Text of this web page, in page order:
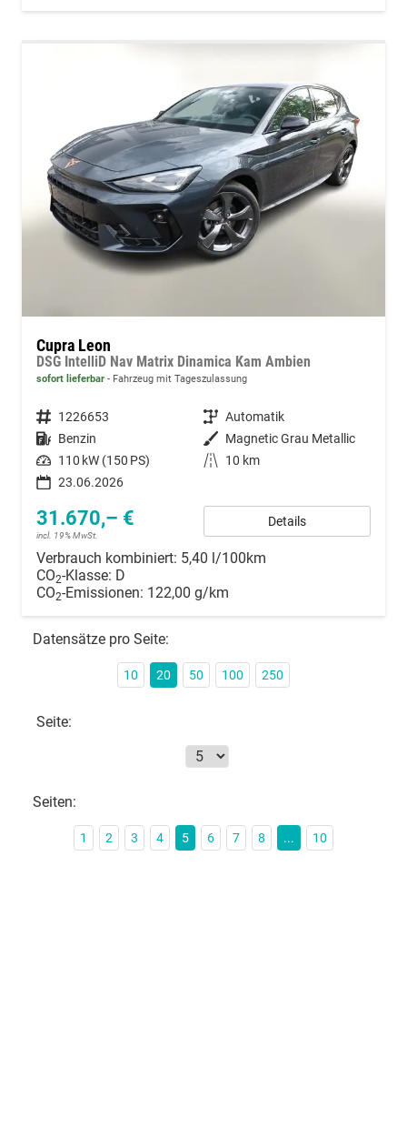
Cupra Leon
DSG IntelliD Nav Matrix Dinamica Kam Ambien
sofort lieferbar Fahrzeug mit Tageszulassung
Fahrzeugnummer 1226653 Getriebe Automatik
Kraftstoff Benzin Außenfarbe Magnetic Grau Metallic
Leistung 110 kW (150 PS) Kilometerstand
10 km
23.06.2026
31.670,– €
incl. 19% MwSt.
Details
Verbrauch kombiniert: 5,40 l/100km
CO2-Klasse: D
CO2-Emissionen: 122,00 g/km
Datensätze pro Seite:
10 20 50 100 250
Seite:
Seiten:
1 2 3 4 5 6 7 8 ... 10